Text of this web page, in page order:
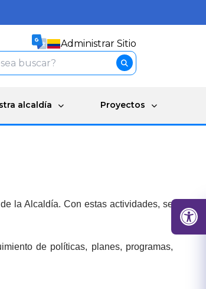
Administrar Sitio
alcaldía Proyectos
la Alcaldía. Con estas actividades, se
de políticas, planes, programas,